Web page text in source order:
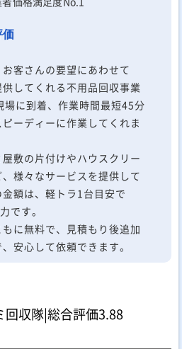
価
客さんの要望にあわせて
してくれる不用品回収事業
に到着、作業時間最短45分
ーディーに作業してくれま
敷の片付けやハウスクリー
様々なサービスを提供して
額は、軽トラ1台目安で
です。
に無料で、見積もり後追加
安心して依頼できます。
回収隊|総合評価3.88